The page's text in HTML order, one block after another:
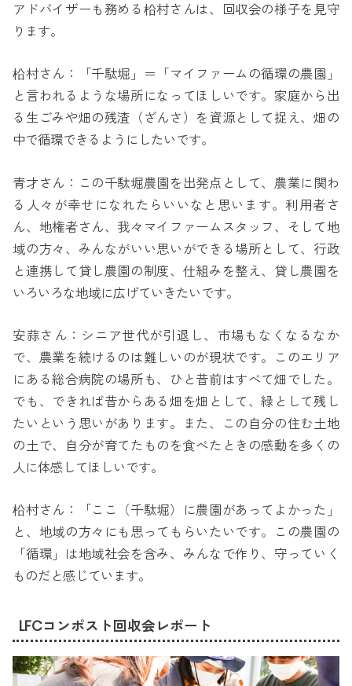
アドバイザーも務める柗村さんは、回収会の様子を見守
ります。
柗村さん：「千駄堀」＝「マイファームの循環の農園」
と言われるような場所になってほしいです。家庭から出
る生ごみや畑の残渣（ざんさ）を資源として捉え、畑の
中で循環できるようにしたいです。
青才さん：この千駄堀農園を出発点として、農業に関わ
る人々が幸せになれたらいいなと思います。利用者さ
ん、地権者さん、我々マイファームスタッフ、そして地
域の方々、みんながいい思いができる場所として、行政
と連携して貸し農園の制度、仕組みを整え、貸し農園を
いろいろな地域に広げていきたいです。
安蒜さん：シニア世代が引退し、市場もなくなるなか
で、農業を続けるのは難しいのが現状です。このエリア
にある総合病院の場所も、ひと昔前はすべて畑でした。
でも、できれば昔からある畑を畑として、緑として残し
たいという思いがあります。また、この自分の住む土地
の土で、自分が育てたものを食べたときの感動を多くの
人に体感してほしいです。
柗村さん：「ここ（千駄堀）に農園があってよかった」
と、地域の方々にも思ってもらいたいです。この農園の
「循環」は地域社会を含み、みんなで作り、守っていく
ものだと感じています。
LFCコンポスト回収会レポート